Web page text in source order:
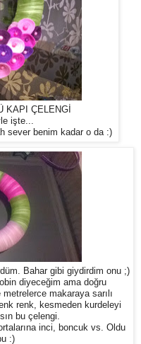
KAPI ÇELENGİ
işte...
sever benim kadar o da :)
Bahar gibi giydirdim onu ;)
diyeceğim ama doğru
makaraya sarılı
renk, kesmeden kurdeleyi
bu çelengi.
inci, boncuk vs. Oldu
:)